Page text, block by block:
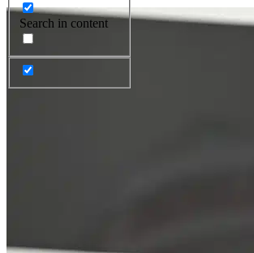
Search in content